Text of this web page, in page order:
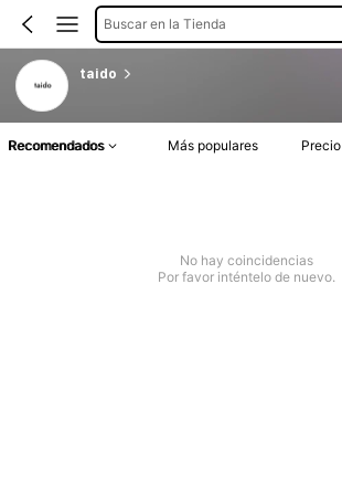
Buscar en la Tienda
taido
Recomendados Más populares Precio
No hay coincidencias
Por favor inténtelo de nuevo.